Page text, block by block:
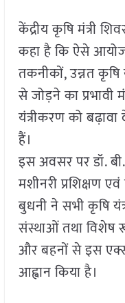
केंद्रीय कृषि मंत्री
कहा है कि ऐसे
तकनीकों, उन्नत कृषि
से जोड़ने का
यंत्रीकरण को
हैं।
इस अवसर पर डॉ.
मशीनरी प्रशिक्षण
बुधनी ने सभी कृषि
संस्थाओं तथा विशेष
और बहनों से इस
आह्वान किया है।